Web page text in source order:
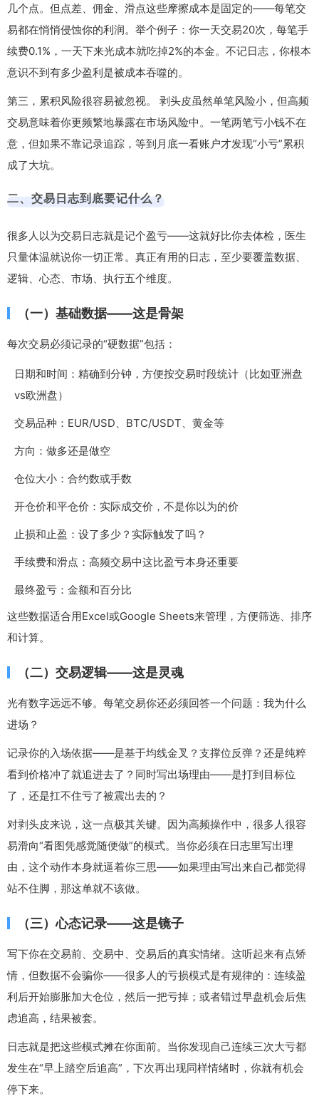
几个点。但点差、佣金、滑点这些摩擦成本是固定的——每笔交
易都在悄悄侵蚀你的利润。举个例子：你一天交易20次，每笔手
续费0.1%，一天下来光成本就吃掉2%的本金。不记日志，你根本
意识不到有多少盈利是被成本吞噬的。
第三，累积风险很容易被忽视。 剥头皮虽然单笔风险小，但高频
交易意味着你更频繁地暴露在市场风险中。一笔两笔亏小钱不在
意，但如果不靠记录追踪，等到月底一看账户才发现“小亏”累积
成了大坑。
二、交易日志到底要记什么？
很多人以为交易日志就是记个盈亏——这就好比你去体检，医生
只量体温就说你一切正常。真正有用的日志，至少要覆盖数据、
逻辑、心态、市场、执行五个维度。
（一）基础数据——这是骨架
每次交易必须记录的“硬数据”包括：
日期和时间：精确到分钟，方便按交易时段统计（比如亚洲盘
vs欧洲盘）
交易品种：EUR/USD、BTC/USDT、黄金等
方向：做多还是做空
仓位大小：合约数或手数
开仓价和平仓价：实际成交价，不是你以为的价
止损和止盈：设了多少？实际触发了吗？
手续费和滑点：高频交易中这比盈亏本身还重要
最终盈亏：金额和百分比
这些数据适合用Excel或Google Sheets来管理，方便筛选、排序
和计算。
（二）交易逻辑——这是灵魂
光有数字远远不够。每笔交易你还必须回答一个问题：我为什么
进场？
记录你的入场依据——是基于均线金叉？支撑位反弹？还是纯粹
看到价格冲了就追进去了？同时写出场理由——是打到目标位
了，还是扛不住亏了被震出去的？
对剥头皮来说，这一点极其关键。因为高频操作中，很多人很容
易滑向“看图凭感觉随便做”的模式。当你必须在日志里写出理
由，这个动作本身就逼着你三思——如果理由写出来自己都觉得
站不住脚，那这单就不该做。
（三）心态记录——这是镜子
写下你在交易前、交易中、交易后的真实情绪。这听起来有点矫
情，但数据不会骗你——很多人的亏损模式是有规律的：连续盈
利后开始膨胀加大仓位，然后一把亏掉；或者错过早盘机会后焦
虑追高，结果被套。
日志就是把这些模式摊在你面前。当你发现自己连续三次大亏都
发生在“早上踏空后追高”，下次再出现同样情绪时，你就有机会
停下来。